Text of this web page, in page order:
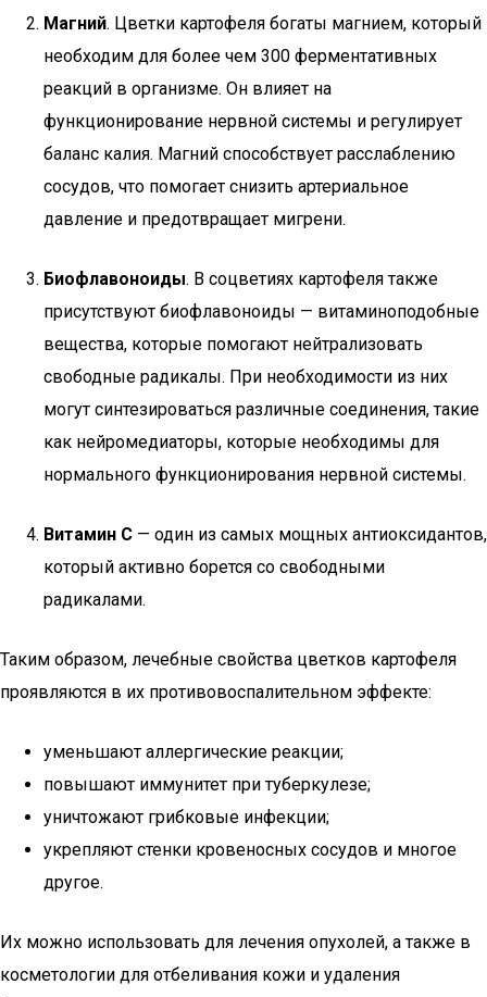
Магний. Цветки картофеля богаты магнием, который
необходим для более чем 300 ферментативных
реакций в организме. Он влияет на
функционирование нервной системы и регулирует
баланс калия. Магний способствует расслаблению
сосудов, что помогает снизить артериальное
давление и предотвращает мигрени.
Биофлавоноиды. В соцветиях картофеля также
присутствуют биофлавоноиды — витаминоподобные
вещества, которые помогают нейтрализовать
свободные радикалы. При необходимости из них
могут синтезироваться различные соединения, такие
как нейромедиаторы, которые необходимы для
нормального функционирования нервной системы.
Витамин С — один из самых мощных антиоксидантов,
который активно борется со свободными
радикалами.
Таким образом, лечебные свойства цветков картофеля
проявляются в их противовоспалительном эффекте:
уменьшают аллергические реакции;
повышают иммунитет при туберкулезе;
уничтожают грибковые инфекции;
укрепляют стенки кровеносных сосудов и многое
другое.
Их можно использовать для лечения опухолей, а также в
косметологии для отбеливания кожи и удаления